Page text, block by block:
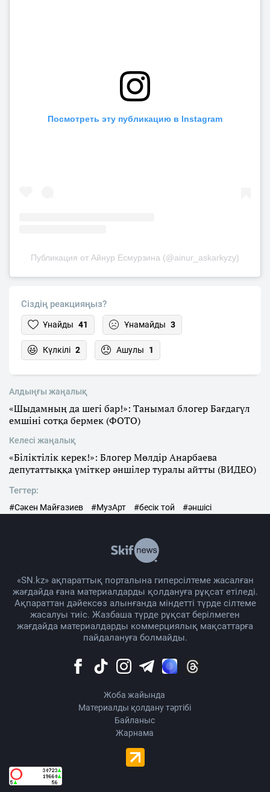
Посмотреть эту публикацию в Instagram
Публикация от Айнур Есмурзина (@ainur_askarkyzy)
Сіздің реакцияңыз?
Ұнайды 41 Ұнамайды 3
Күлкілі 2 Ашулы 1
Алдыңғы жаңалық
«Шыдамның да шегі бар!»: Танымал блогер Бағдагүл
емшіні сотқа бермек (ФОТО)
Келесі жаңалық
«Біліктілік керек!»: Блогер Мөлдір Анарбаева
депутаттыққа үміткер әншілер туралы айтты (ВИДЕО)
Тегтер:
#Сәкен Майғазиев #МузАрт #бесік той #әншісі
«SN.kz» ақпараттық порталына гиперсілтеме жасалған
жағдайда ғана материалдарды қолдануға рұқсат етіледі.
Ақпараттан дәйексөз алынғанда міндетті түрде сілтеме
жасалуы тиіс. Жазбаша түрде рұқсат берілмеген
жағдайда материалдарды коммерциялық мақсаттарға
пайдалануға болмайды.
Жоба жайында
Материалды қолдану тәртібі
Байланыс
Жарнама